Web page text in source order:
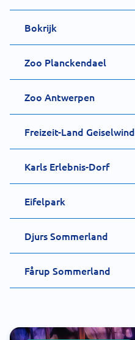
Bokrijk
Zoo Planckendael
Zoo Antwerpen
Freizeit-Land Geiselwind
Karls Erlebnis-Dorf
Eifelpark
Djurs Sommerland
Fårup Sommerland